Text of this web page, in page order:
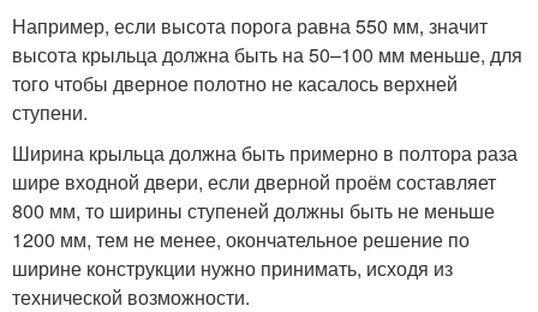
Например, если высота порога равна 550 мм, значит
высота крыльца должна быть на 50–100 мм меньше, для
того чтобы дверное полотно не касалось верхней
ступени.
Ширина крыльца должна быть примерно в полтора раза
шире входной двери, если дверной проём составляет
800 мм, то ширины ступеней должны быть не меньше
1200 мм, тем не менее, окончательное решение по
ширине конструкции нужно принимать, исходя из
технической возможности.